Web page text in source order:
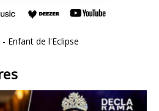
- Enfant de l'Eclipse